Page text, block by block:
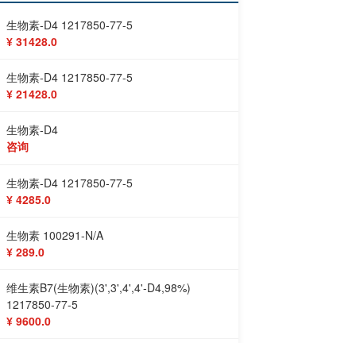
生物素-D4 1217850-77-5
¥ 31428.0
生物素-D4 1217850-77-5
¥ 21428.0
生物素-D4
咨询
生物素-D4 1217850-77-5
¥ 4285.0
生物素 100291-N/A
¥ 289.0
维生素B7(生物素)(3',3',4',4'-D4,98%)
1217850-77-5
¥ 9600.0